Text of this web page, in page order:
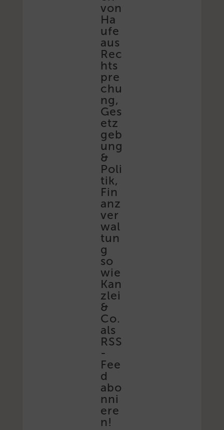
von
Ha
ufe
aus
Rec
hts
pre
chu
ng,
Ges
etz
geb
ung
&
Poli
tik,
Fin
anz
ver
wal
tun
g
so
wie
Kan
zlei
&
Co.
als
RSS
-
Fee
d
abo
nni
ere
n!